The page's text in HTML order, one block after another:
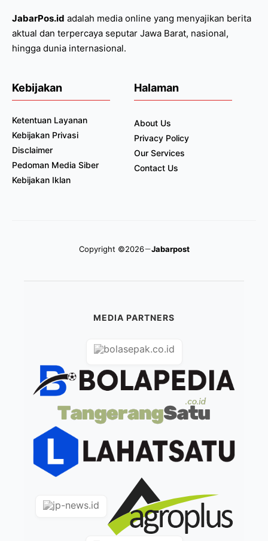
JabarPos.id adalah media online yang menyajikan berita
aktual dan terpercaya seputar Jawa Barat, nasional,
hingga dunia internasional.
Kebijakan
Ketentuan Layanan
Kebijakan Privasi
Disclaimer
Pedoman Media Siber
Kebijakan Iklan
Halaman
About Us
Privacy Policy
Our Services
Contact Us
Copyright ©2026 Jabarpost
MEDIA PARTNERS